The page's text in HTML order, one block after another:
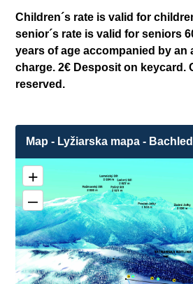
Children´s rate is valid for
senior´s rate is valid for seniors
years of age accompanied by an
charge. 2€ Desposit on keycard.
reserved.
Map - Lyžiarska mapa -
+
–